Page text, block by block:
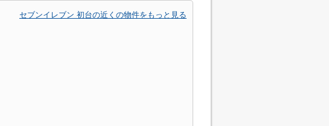
セブンイレブン 初台の近くの物件をもっと見る